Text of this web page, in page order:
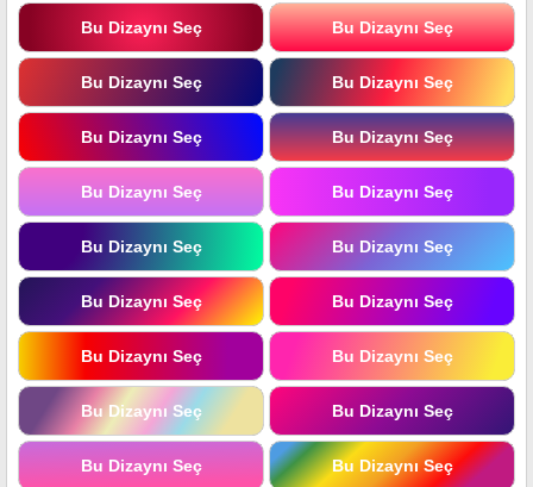
Bu Dizaynı Seç Bu Dizaynı Seç
Bu Dizaynı Seç Bu Dizaynı Seç
Bu Dizaynı Seç Bu Dizaynı Seç
Bu Dizaynı Seç Bu Dizaynı Seç
Bu Dizaynı Seç Bu Dizaynı Seç
Bu Dizaynı Seç Bu Dizaynı Seç
Bu Dizaynı Seç Bu Dizaynı Seç
Bu Dizaynı Seç Bu Dizaynı Seç
Bu Dizaynı Seç Bu Dizaynı Seç